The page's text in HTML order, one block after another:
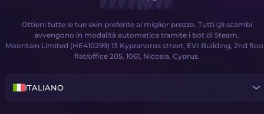
Ottieni tutte le tue skin preferite al miglior prezzo. Tutti gli scambi
avvengono in modalità automatica tramite i bot di Steam.
Moontain Limited (HE410299) 13 Kypranoros street, EVI Building, 2nd
flat/office 205, 1061, Nicosia, Cyprus.
ITALIANO